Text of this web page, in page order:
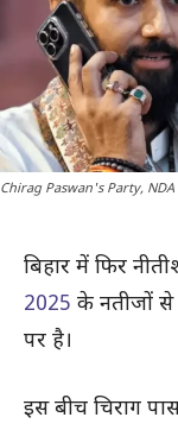
Chirag Paswan's Party,
बिहार में फिर
2025 के नतीजों से
पर है।
इस बीच चिराग